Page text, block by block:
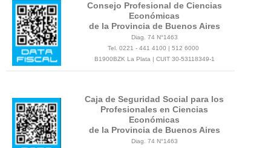
Consejo Profesional de Ciencias
Económicas
de la Provincia de Buenos Aires
Diag. 74 N°1463
Tel. 0221 - 441 4100 | 512 6000
B1900BZK La Plata | CUIT 30-53118349-1
Caja de Seguridad Social para los
Profesionales en Ciencias
Económicas
de la Provincia de Buenos Aires
Diag. 74 N°1463